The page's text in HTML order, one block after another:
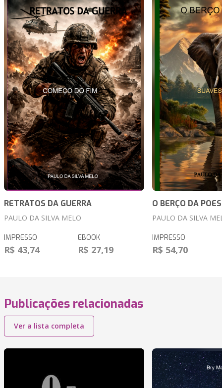
RETRATOS DA GUERRA
PAULO DA SILVA MELO
IMPRESSO
R$ 43,74
EBOOK
R$ 27,19
O BERÇO DA
PAULO DA SILVA
IMPRESSO
R$ 54,70
Publicações relacionadas
Ver a lista completa